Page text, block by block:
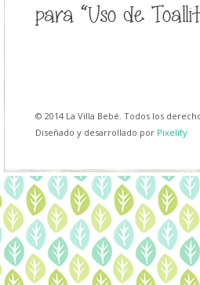
para “Uso de
© 2014 La Villa Bebé. Todos los
Diseñado y desarrollado por Pixelify